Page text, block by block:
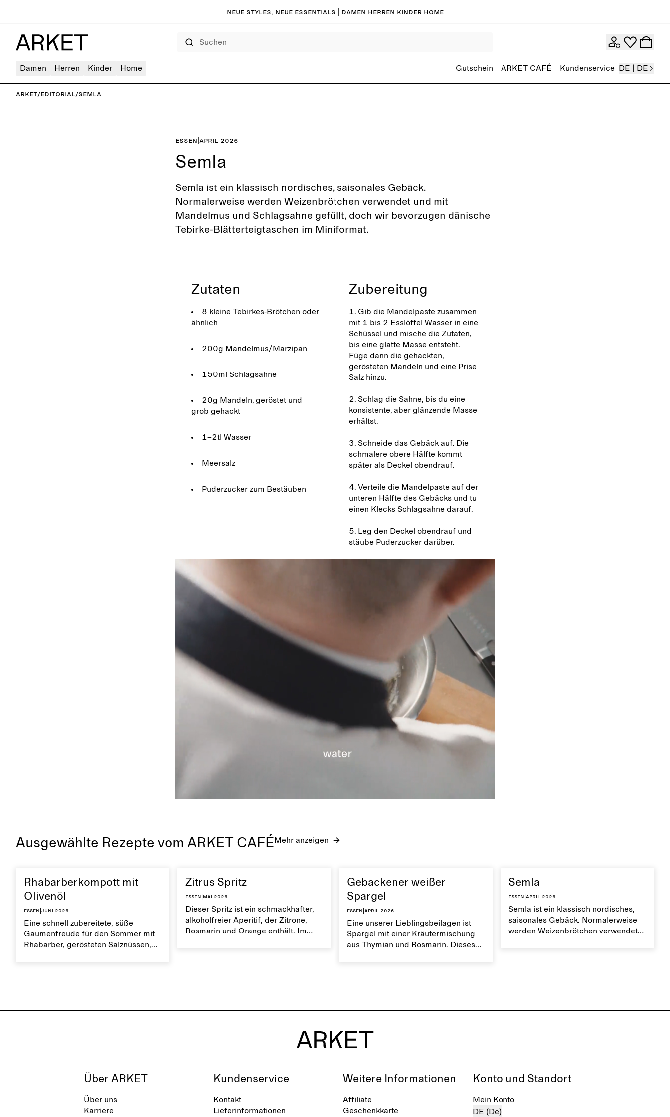
Neue Styles, neue Essentials | DAMEN HERREN KINDER HOME
Damen Herren Kinder Home Gutschein ARKET CAFÉ Kundenservice DE | DE
ARKET/Editorial/Semla
Essen April 2026
Semla
Semla ist ein klassisch nordisches, saisonales Gebäck.
Normalerweise werden Weizenbrötchen verwendet und mit
Mandelmus und Schlagsahne gefüllt, doch wir bevorzugen dänische
Tebirke-Blätterteigtaschen im Miniformat.
Zutaten
8 kleine Tebirkes-Brötchen oder
ähnlich
200g Mandelmus/Marzipan
150ml Schlagsahne
20g Mandeln, geröstet und
grob gehackt
1–2tl Wasser
Meersalz
Puderzucker zum Bestäuben
Zubereitung
1. Gib die Mandelpaste zusammen
mit 1 bis 2 Esslöffel Wasser in eine
Schüssel und mische die Zutaten,
bis eine glatte Masse entsteht.
Füge dann die gehackten,
gerösteten Mandeln und eine Prise
Salz hinzu.
2. Schlag die Sahne, bis du eine
konsistente, aber glänzende Masse
erhältst.
3. Schneide das Gebäck auf. Die
schmalere obere Hälfte kommt
später als Deckel obendrauf.
4. Verteile die Mandelpaste auf der
unteren Hälfte des Gebäcks und tu
einen Klecks Schlagsahne darauf.
5. Leg den Deckel obendrauf und
stäube Puderzucker darüber.
Ausgewählte Rezepte vom ARKET CAFÉ Mehr anzeigen
Rhabarberkompott mit
Olivenöl
Essen Juni 2026
Eine schnell zubereitete, süße
Gaumenfreude für den Sommer mit
Rhabarber, gerösteten Salznüssen,
Zitrus Spritz
Essen Mai 2026
Dieser Spritz ist ein schmackhafter,
alkoholfreier Aperitif, der Zitrone,
Rosmarin und Orange enthält. Im
Gebackener weißer
Spargel
Essen April 2026
Eine unserer Lieblingsbeilagen ist
Spargel mit einer Kräutermischung
aus Thymian und Rosmarin. Dieses
Semla
Essen April 2026
Semla ist ein klassisch nordisches,
saisonales Gebäck. Normalerweise
werden Weizenbrötchen verwendet
Über ARKET
Über uns
Karriere
Kundenservice
Kontakt
Lieferinformationen
Weitere Informationen
Affiliate
Geschenkkarte
Konto und Standort
Mein Konto
DE (De)